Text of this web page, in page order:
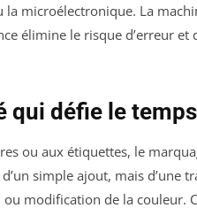
la microélectronique. La
élimine le risque d’erreur
qui défie le temps
ou aux étiquettes, le
d’un simple ajout, mais
modification de la couleur.